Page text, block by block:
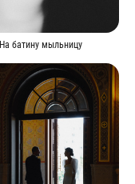
На батину мыльницу